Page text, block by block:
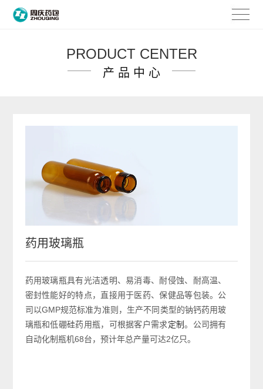
PRODUCT CENTER
产 品 中 心
药用玻璃瓶
药用玻璃瓶具有光洁透明、易消毒、耐侵蚀、耐高温、
密封性能好的特点，直接用于医药、保健品等包装。公
司以GMP规范标准为准则，生产不同类型的钠钙药用玻
璃瓶和低硼硅药用瓶，可根据客户需求定制。公司拥有
自动化制瓶机68台，预计年总产量可达2亿只。